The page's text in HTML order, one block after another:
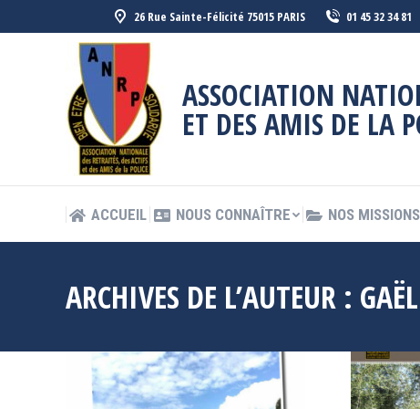
26 Rue Sainte-Félicité 75015 PARIS 01 45 32 34 81
ASSOCIATION
ET DES AMIS DE LA
ACCUEIL NOUS CONNAÎTRE NOS MISSIONS
ARCHIVES DE L’AUTEUR :
ACCUEIL NOUS CONNAÎTRE NOS MISSIONS